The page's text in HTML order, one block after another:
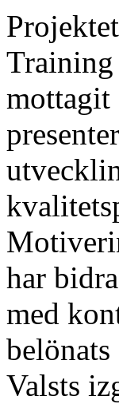
Training
mottagit
har
med
Valsts